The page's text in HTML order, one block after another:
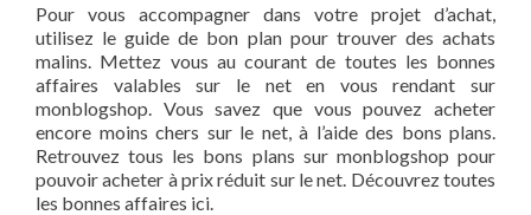
Pour vous accompagner dans votre projet d’achat,
utilisez le guide de bon plan pour trouver des achats
malins. Mettez vous au courant de toutes les bonnes
affaires valables sur le net en vous rendant sur
monblogshop. Vous savez que vous pouvez acheter
encore moins chers sur le net, à l’aide des bons plans.
Retrouvez tous les bons plans sur monblogshop pour
pouvoir acheter à prix réduit sur le net. Découvrez toutes
les bonnes affaires ici.